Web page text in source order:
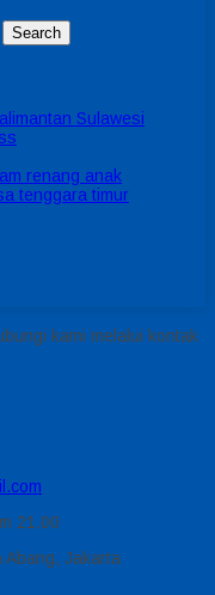
Sulawesi
renang anak
tenggara timur
kami melalui kontak
21.00
Abang, Jakarta